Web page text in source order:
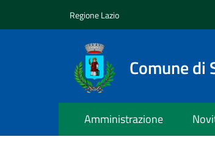
Regione Lazio
Comune di
Amministrazione